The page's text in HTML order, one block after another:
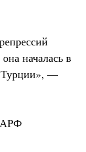
началась в
Турции», —
АРФ